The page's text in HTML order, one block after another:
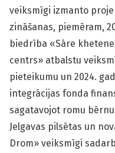
veiksmīgi izmanto
zināšanas, piemēram,
biedrība «Sāre
centrs» atbalstu
pieteikumu un 2024.
integrācijas fonda
sagatavojot romu
Jelgavas pilsētas un
Drom» veiksmīgi